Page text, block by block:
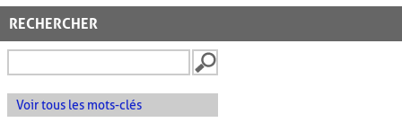
RECHERCHER
Voir tous les mots-clés